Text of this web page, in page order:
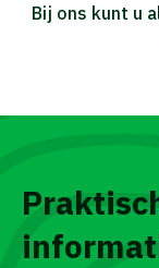
Bij ons kunt u